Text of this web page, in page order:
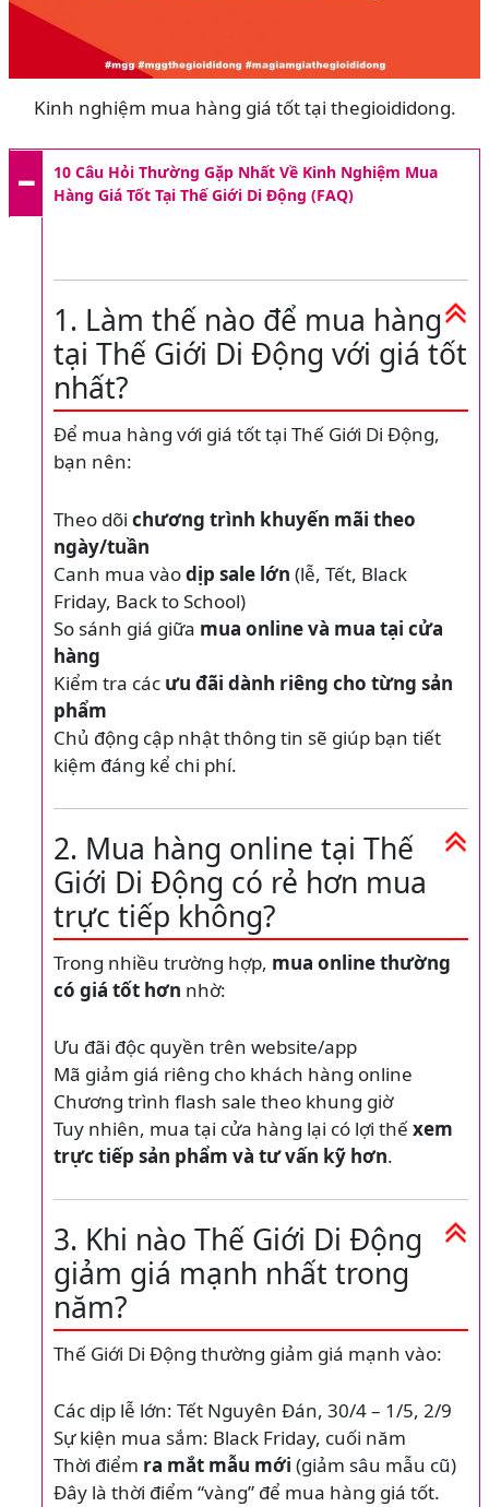
Kinh nghiệm mua hàng giá tốt tại thegioididong.
10 Câu Hỏi Thường Gặp Nhất Về Kinh Nghiệm Mua
Hàng Giá Tốt Tại Thế Giới Di Động (FAQ)
1. Làm thế nào để mua hàng
tại Thế Giới Di Động với giá tốt
nhất?
Để mua hàng với giá tốt tại Thế Giới Di Động,
bạn nên:
Theo dõi chương trình khuyến mãi theo
ngày/tuần
Canh mua vàodịp sale lớn (lễ, Tết, Black
Friday, Back to School)
So sánh giá giữa mua online và mua tại cửa
hàng
Kiểm tra các ưu đãi dành riêng cho từng sản
phẩm
Chủ động cập nhật thông tin sẽ giúp bạn tiết
kiệm đáng kể chi phí.
2. Mua hàng online tại Thế
Giới Di Động có rẻ hơn mua
trực tiếp không?
Trong nhiều trường hợp, mua online thường
có giá tốt hơn nhờ:
Ưu đãi độc quyền trên website/app
Mã giảm giá riêng cho khách hàng online
Chương trình flash sale theo khung giờ
Tuy nhiên, mua tại cửa hàng lại có lợi thếxem
trực tiếp sản phẩm và tư vấn kỹ hơn.
3. Khi nào Thế Giới Di Động
giảm giá mạnh nhất trong
năm?
Thế Giới Di Động thường giảm giá mạnh vào:
Các dịp lễ lớn: Tết Nguyên Đán, 30/4 – 1/5, 2/9
Sự kiện mua sắm: Black Friday, cuối năm
Thời điểm ra mắt mẫu mới (giảm sâu mẫu cũ)
Đây là thời điểm “vàng” để mua hàng giá tốt.